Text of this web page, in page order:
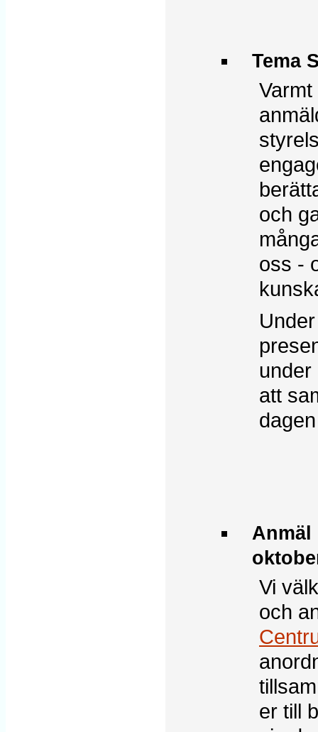
Tema
och
oss -
under
att
Anmäl
Vi
och
er till